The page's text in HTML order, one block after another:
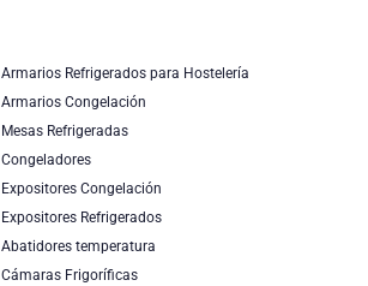
Armarios Refrigerados para Hostelería
Armarios Congelación
Mesas Refrigeradas
Congeladores
Expositores Congelación
Expositores Refrigerados
Abatidores temperatura
Cámaras Frigoríficas